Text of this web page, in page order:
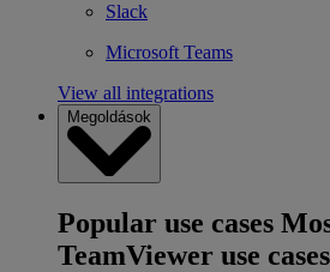
Slack
Microsoft Teams
View all integrations
Megoldások
Popular use cases
TeamViewer use cases